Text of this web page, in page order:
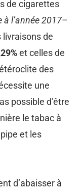
de cigarettes
à l’année 2017–
livraisons de
et celles de
des
une
possible d’être
le tabac à
et les
d’abaisser à